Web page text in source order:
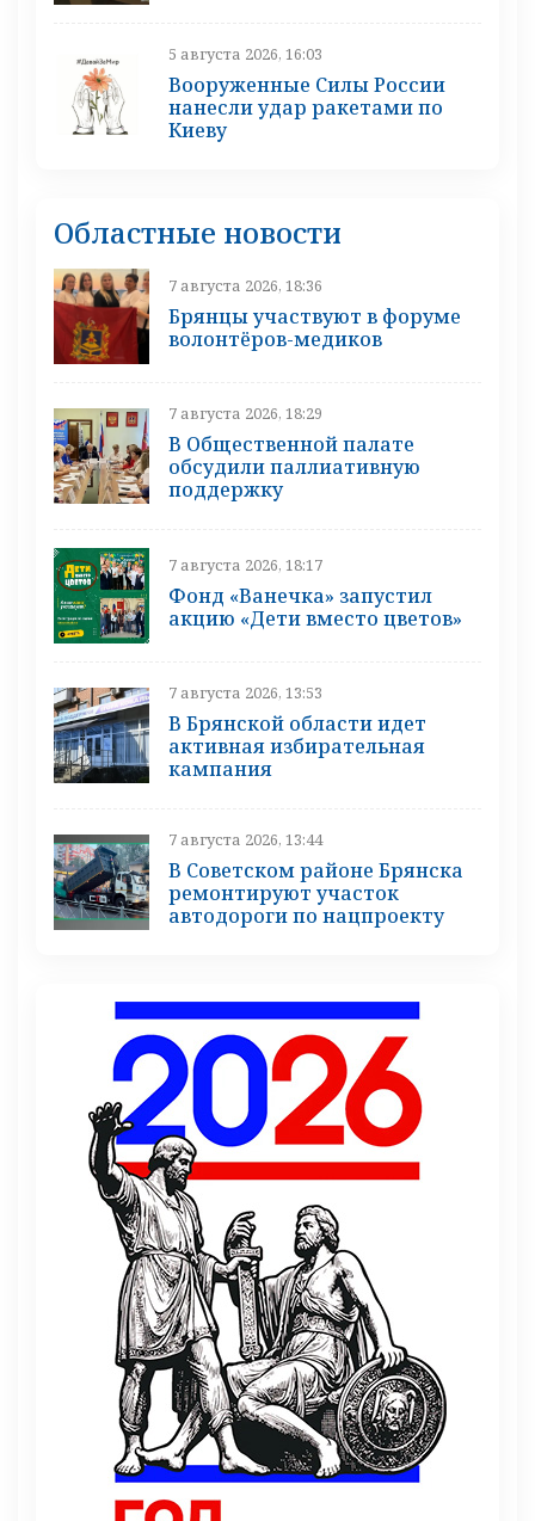
5 августа 2026, 16:03
Вооруженные Силы России
нанесли удар ракетами по
Киеву
Областные новости
7 августа 2026, 18:36
Брянцы участвуют в форуме
волонтёров-медиков
7 августа 2026, 18:29
В Общественной палате
обсудили паллиативную
поддержку
7 августа 2026, 18:17
Фонд «Ванечка» запустил
акцию «Дети вместо цветов»
7 августа 2026, 13:53
В Брянской области идет
активная избирательная
кампания
7 августа 2026, 13:44
В Советском районе Брянска
ремонтируют участок
автодороги по нацпроекту